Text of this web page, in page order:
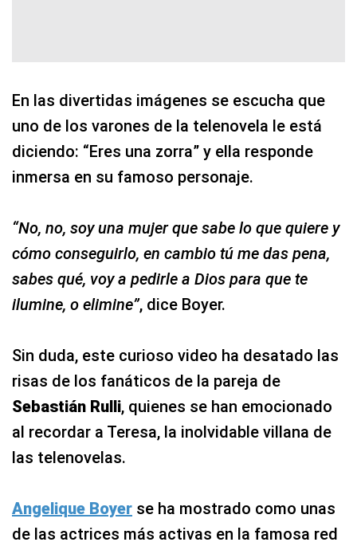
En las divertidas imágenes se escucha que
uno de los varones de la telenovela le está
diciendo: “Eres una zorra” y ella responde
inmersa en su famoso personaje.
“No, no, soy una mujer que sabe lo que quiere y
cómo conseguirlo, en cambio tú me das pena,
sabes qué, voy a pedirle a Dios para que te
ilumine, o elimine”, dice Boyer.
Sin duda, este curioso video ha desatado las
risas de los fanáticos de la pareja de
Sebastián Rulli, quienes se han emocionado
al recordar a Teresa, la inolvidable villana de
las telenovelas.
Angelique Boyer se ha mostrado como unas
de las actrices más activas en la famosa red